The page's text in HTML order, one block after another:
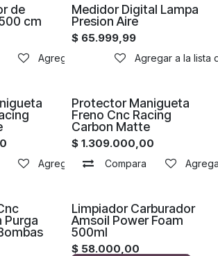
de
cm
Agregar a la lista de deseos
Proximamente
Medidor Digital Lampa
Presion Aire
$ 65.999,99
Agregar a la lista
Agregar a la lista de deseos
Proximamente
Protector Manigueta
Freno Cnc Racing
Carbon Matte
$1.309.000,00
Compara
Purga
Limpiador Carburador
Amsoil Power Foam
500ml
$ 58.000,00